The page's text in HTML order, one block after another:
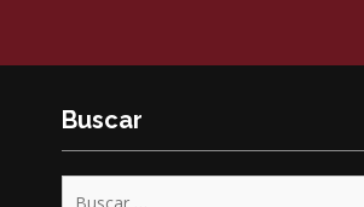
Buscar